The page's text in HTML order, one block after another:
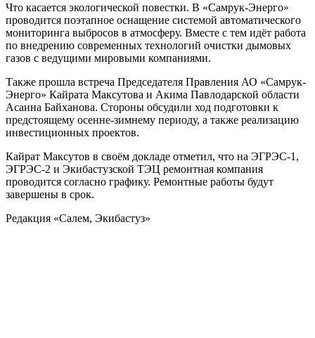
Что касается экологической повестки. В «Самрук-Энерго»
проводится поэтапное оснащение системой автоматического
мониторинга выбросов в атмосферу. Вместе с тем идёт работа
по внедрению современных технологий очистки дымовых
газов с ведущими мировыми компаниями.
Также прошла встреча Председателя Правления АО «Самрук-
Энерго» Кайрата Максутова и Aкима Павлодарской области
Асаина Байханова. Стороны обсудили ход подготовки к
предстоящему осенне-зимнему периоду, а также реализацию
инвестиционных проектов.
Кайрат Максутов в своём докладе отметил, что на ЭГРЭС-1,
ЭГРЭС-2 и Экибастузской ТЭЦ ремонтная компания
проводится согласно графику. Ремонтные работы будут
завершены в срок.
Редакция «Салем, Экибастуз»